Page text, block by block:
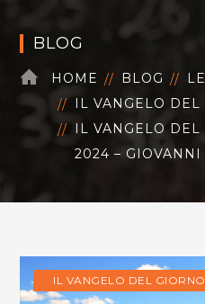
BLOG
HOME BLOG
IL VANGELO DEL
IL VANGELO
2024 – GIOVANNI
IL VANGELO DEL GIORNO